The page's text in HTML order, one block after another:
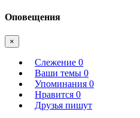
Оповещения
×
Слежение 0
Ваши темы 0
Упоминания 0
Нравится 0
Друзья пишут